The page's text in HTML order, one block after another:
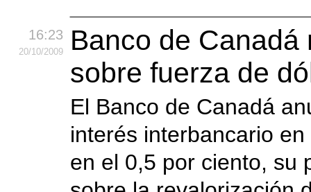
16:23
20/10/2009
Banco de
sobre fuerza de
El Banco de Canadá
interés interbancario
en el 0,5 por ciento, su